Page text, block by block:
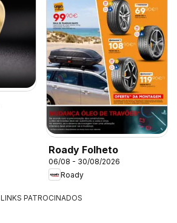
Roady Folheto
06/08 - 30/08/2026
Roady
LINKS PATROCINADOS